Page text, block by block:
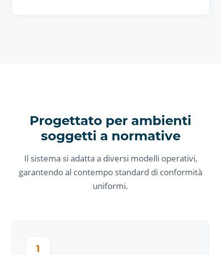
Progettato per ambienti
soggetti a normative
Il sistema si adatta a diversi modelli operativi,
garantendo al contempo standard di conformità
uniformi.
1